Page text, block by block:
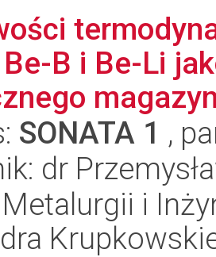
B i Be-Li
SONATA 1 ,
dr
i